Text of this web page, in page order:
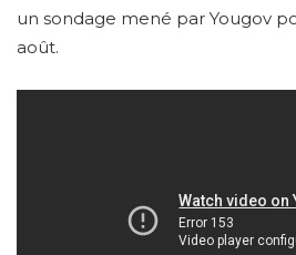
un sondage mené par Yougov
août.